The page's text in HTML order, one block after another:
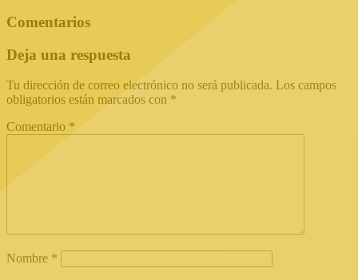
Comentarios
Deja una respuesta
Tu dirección de correo electrónico no será publicada. Los campos
obligatorios están marcados con *
Comentario *
Nombre *